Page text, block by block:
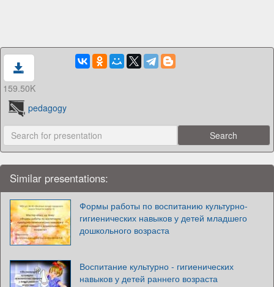
159.50K
pedagogy
Similar presentations:
Формы работы по воспитанию культурно-
гигиенических навыков у детей младшего
дошкольного возраста
Воспитание культурно - гигиенических
навыков у детей раннего возраста